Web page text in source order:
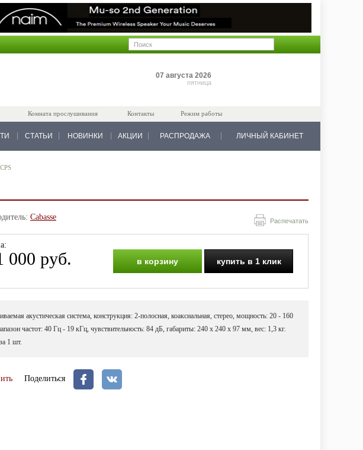
07 августа 2026
пятница
Комната прослушивания Контакты Режим работы
СТАТЬИ НОВИНКИ АКЦИИ РАСПРОДАЖА ЛИЧНЫЙ КАБИНЕТ
Распечатать
Cabasse
000 руб. в корзину купить в 1 клик
акустическая система, конструкция: 2-полосная, коаксиальная, стерео, мощность: 20 - 160
частот: 40 Гц - 19 кГц, чувствительность: 84 дБ, габариты: 240 x 240 x 97 мм, вес: 1,3 кг.
1 шт.
Поделиться